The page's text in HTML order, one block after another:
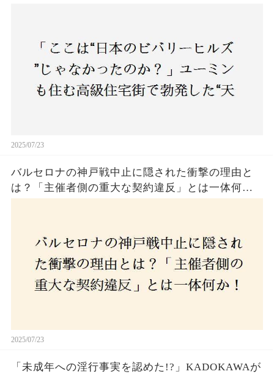
2025/07/23
バルセロナの神戸戦中止に隠された衝撃の理由と
は？「主催者側の重大な契約違反」とは一体何
2025/07/23
「未成年への淫行事実を認めた!?」KADOKAWAが